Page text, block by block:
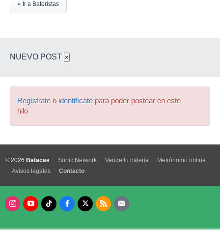
« Ir a Bateristas
NUEVO POST ×
Regístrate o identifícate para poder postear en este
hilo
© 2026 Batacas Sonic Network Vende tu batería
Metrónomo online
Avisos legales
Contacto